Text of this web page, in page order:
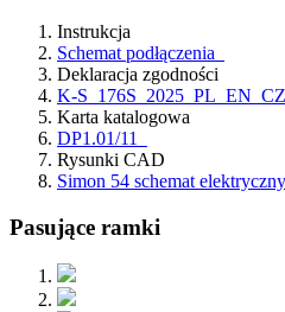
Instrukcja
Schemat podłączenia
Deklaracja zgodności
K-
Karta katalogowa
DP1.01/11
Rysunki CAD
Simon 54 schemat
Pasujące ramki